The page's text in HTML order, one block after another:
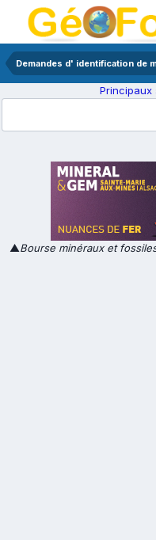
Demandes d' identification de
Principaux
▲Bourse minéraux et